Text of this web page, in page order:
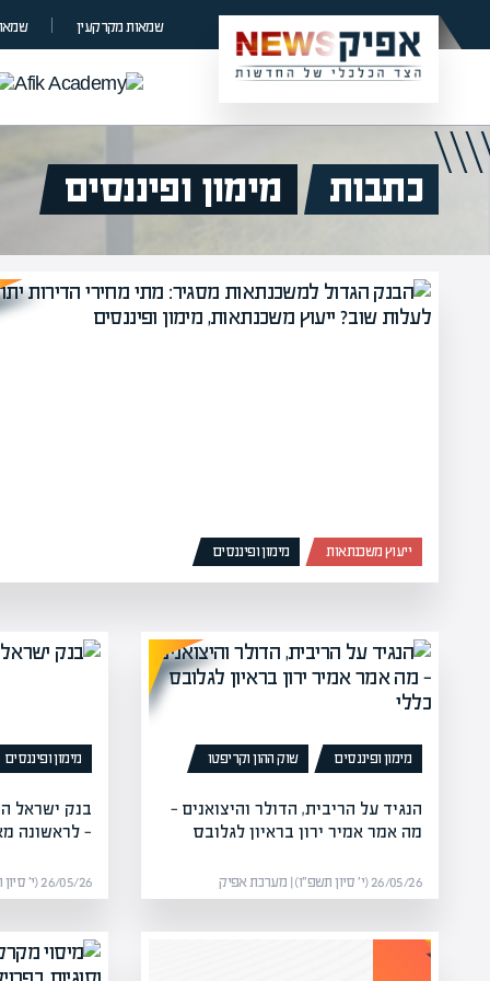
שמאות מקרקעין
כתבות מימון ופיננסים
ייעוץ משכנתאות מימון ופיננסים
מימון ופיננסים שוק ההון וקריפטו
הנגיד על הריבית, הדולר והיצואנים —
מה אמר אמיר ירון בראיון לגלובס
26/05/26 (י׳ סיון תשפ״ו) | מערכת אפיק
מימון ופיננסים
— לראשונה
26/05/26 (י׳ סיון תשפ״ו) | מערכת אפיק